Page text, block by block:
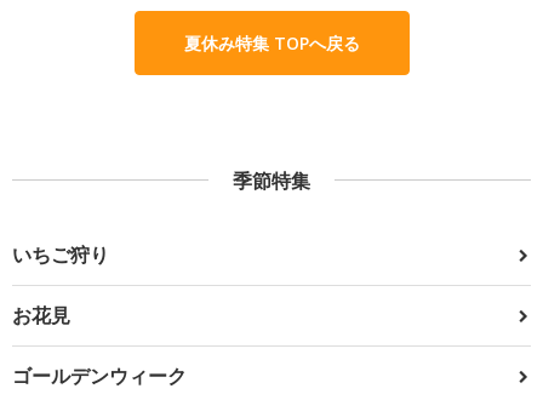
夏休み特集 TOPへ戻る
季節特集
いちご狩り
お花見
ゴールデンウィーク